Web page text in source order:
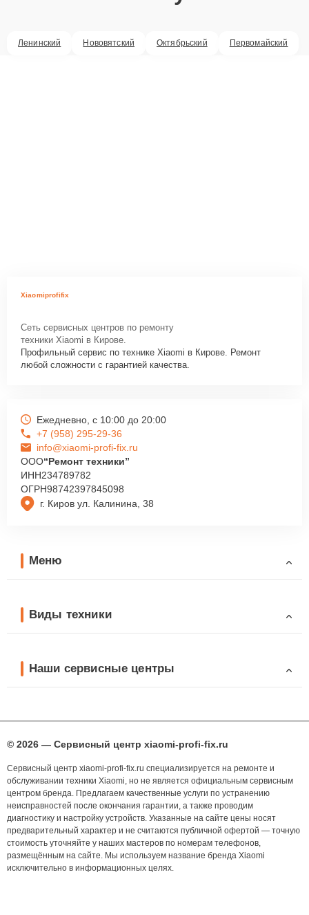
Ленинский Нововятский Октябрьский Первомайский
Xiaomiprofifix
Сеть сервисных центров по ремонту
техники Xiaomi в Кирове.
Профильный сервис по технике Xiaomi в Кирове. Ремонт
любой сложности с гарантией качества.
г. Киров ул. Калинина, 38
Ежедневно, с 10:00 до 20:00
+7 (958) 295-29-36
info@xiaomi-profi-fix.ru
ООО“Ремонт техники”
ИНН234789782
ОГРН98742397845098
Меню
Виды техники
Наши сервисные центры
© 2026 — Сервисный центр xiaomi-profi-fix.ru
Сервисный центр xiaomi-profi-fix.ru специализируется на ремонте и
обслуживании техники Xiaomi, но не является официальным сервисным
центром бренда. Предлагаем качественные услуги по устранению
неисправностей после окончания гарантии, а также проводим
диагностику и настройку устройств. Указанные на сайте цены носят
предварительный характер и не считаются публичной офертой — точную
стоимость уточняйте у наших мастеров по номерам телефонов,
размещённым на сайте. Мы используем название бренда Xiaomi
исключительно в информационных целях.